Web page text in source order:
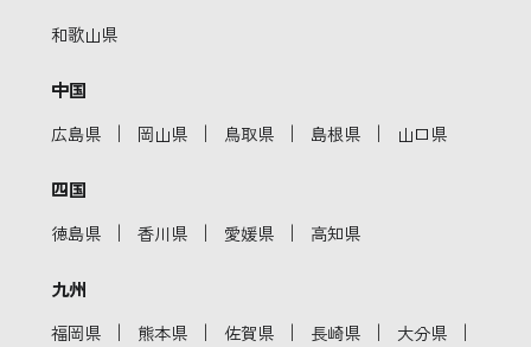
和歌山県
中国
広島県 ｜ 岡山県 ｜ 鳥取県 ｜ 島根県 ｜ 山口県
四国
徳島県 ｜ 香川県 ｜ 愛媛県 ｜ 高知県
九州
福岡県 ｜ 熊本県 ｜ 佐賀県 ｜ 長崎県 ｜ 大分県 ｜